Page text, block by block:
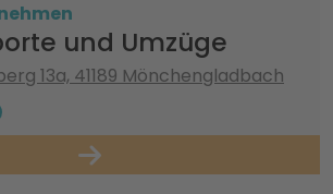
und Umzüge
13a, 41189 Mönchengladbach